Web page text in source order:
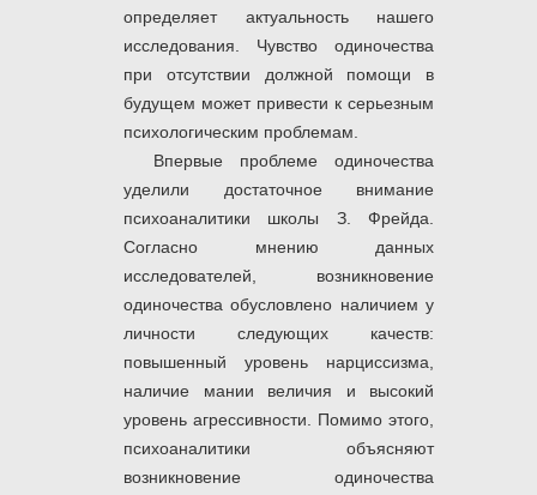
определяет актуальность нашего
исследования. Чувство одиночества
при отсутствии должной помощи в
будущем может привести к серьезным
психологическим проблемам.
Впервые проблеме одиночества
уделили достаточное внимание
психоаналитики школы З. Фрейда.
Согласно мнению данных
исследователей, возникновение
одиночества обусловлено наличием у
личности следующих качеств:
повышенный уровень нарциссизма,
наличие мании величия и высокий
уровень агрессивности. Помимо этого,
психоаналитики объясняют
возникновение одиночества